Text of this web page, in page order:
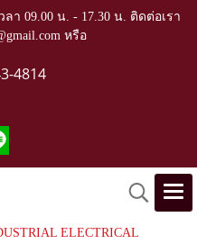
า 09.00 น. - 17.30 น. ติดต่อเรา
หรือ
4814
ELECTRICAL